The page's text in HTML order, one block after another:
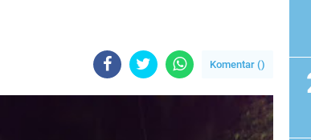
Komentar ()